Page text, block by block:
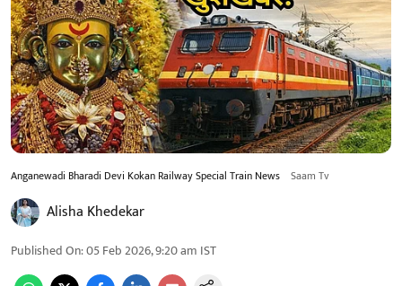
Anganewadi Bharadi Devi Kokan Railway Special Train News Saam Tv
Alisha Khedekar
Published On:05 Feb 2026, 9:20 am IST